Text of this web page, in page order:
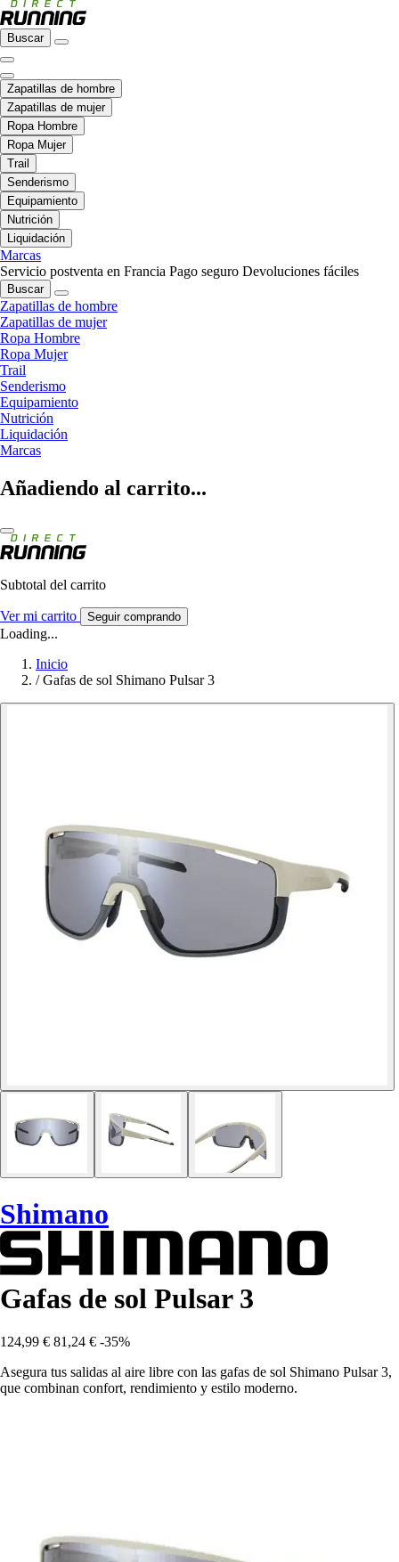
Buscar
Zapatillas de hombre
Zapatillas de mujer
Ropa Hombre
Ropa Mujer
Trail
Senderismo
Equipamiento
Nutrición
Liquidación
Marcas
Servicio postventa en Francia Pago seguro Devoluciones fáciles
Buscar
Zapatillas de hombre
Zapatillas de mujer
Ropa Hombre
Ropa Mujer
Trail
Senderismo
Equipamiento
Nutrición
Liquidación
Marcas
Añadiendo al carrito...
Subtotal del carrito
Ver mi carrito Seguir comprando
Loading...
Inicio
/ Gafas de sol Shimano Pulsar 3
Shimano
Gafas de sol Pulsar 3
124,99 € 81,24 € -35%
Asegura tus salidas al aire libre con las gafas de sol Shimano Pulsar 3,
que combinan confort, rendimiento y estilo moderno.